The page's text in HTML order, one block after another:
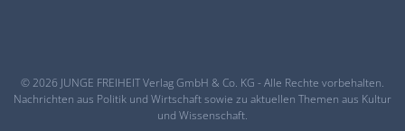
© 2026 JUNGE FREIHEIT Verlag GmbH & Co. KG - Alle Rechte vorbehalten.
Nachrichten aus Politik und Wirtschaft sowie zu aktuellen Themen aus Kultur
und Wissenschaft.